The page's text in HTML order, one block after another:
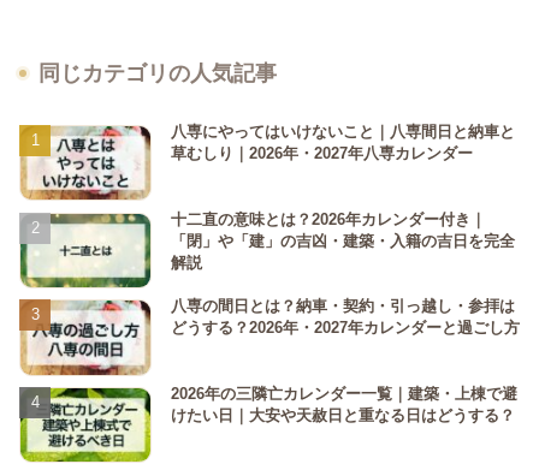
同じカテゴリの人気記事
八専にやってはいけないこと｜八専間日と納車と
草むしり｜2026年・2027年八専カレンダー
十二直の意味とは？2026年カレンダー付き｜
「閉」や「建」の吉凶・建築・入籍の吉日を完全
解説
八専の間日とは？納車・契約・引っ越し・参拝は
どうする？2026年・2027年カレンダーと過ごし方
2026年の三隣亡カレンダー一覧｜建築・上棟で避
けたい日｜大安や天赦日と重なる日はどうする？